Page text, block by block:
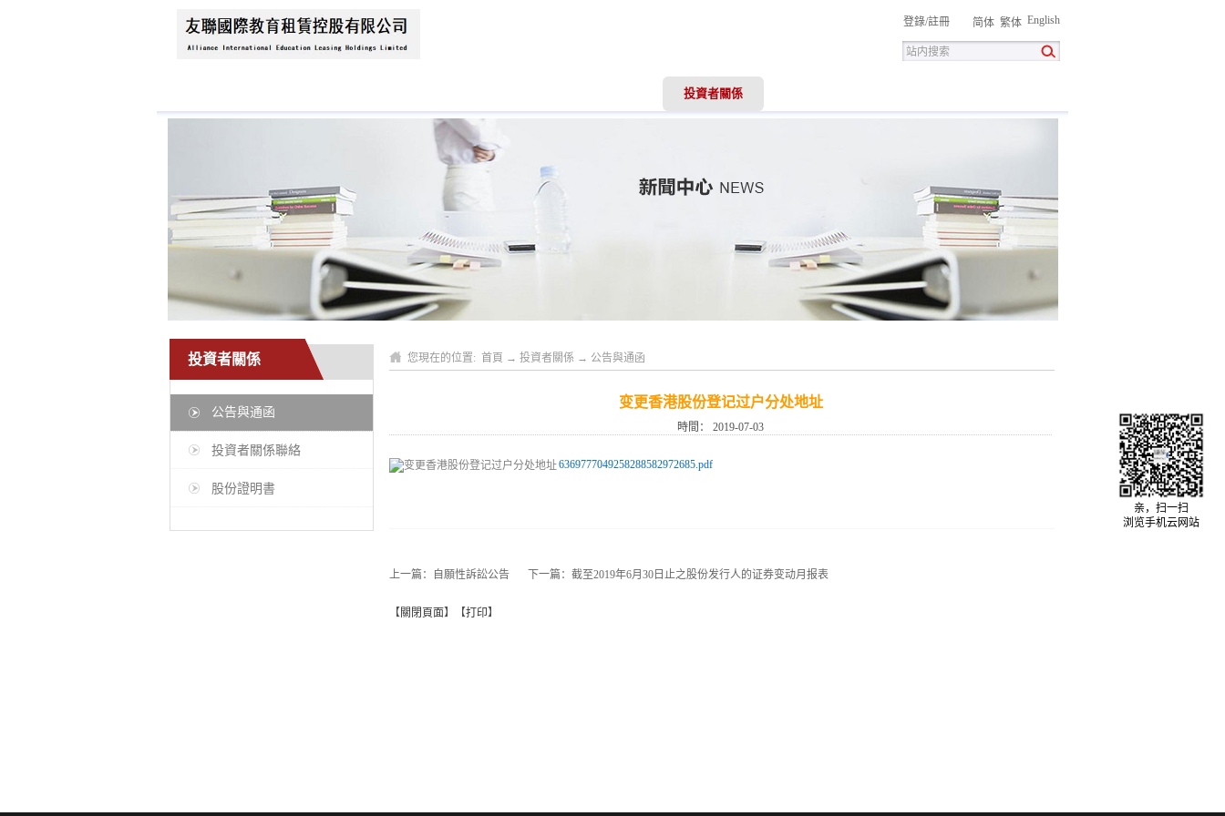
登錄/註冊 简体 繁体 English
投資者關係
投資者關係
公告與通函
投資者關係聯絡
股份證明書
您現在的位置: 首頁 → 投資者關係 → 公告與通函
变更香港股份登记过户分处地址
時間： 2019-07-03
6369777049258288582972685.pdf
上一篇： 自願性訴訟公告 下一篇： 截至2019年6月30日止之股份发行人的证券变动月报表
【 關閉頁面】【打印】
亲，扫一扫
浏览手机云网站